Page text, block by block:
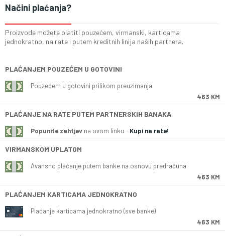
Načini plaćanja?
Proizvode možete platiti pouzećem, virmanski, karticama
jednokratno, na rate i putem kreditnih linija naših partnera.
PLAĆANJEM POUZEĆEM U GOTOVINI
Pouzećem u gotovini prilikom preuzimanja
463 KM
PLAĆANJE NA RATE PUTEM PARTNERSKIH BANAKA
Popunite zahtjev na ovom linku - Kupi na rate!
VIRMANSKOM UPLATOM
Avansno plaćanje putem banke na osnovu predračuna
463 KM
PLAĆANJEM KARTICAMA JEDNOKRATNO
Plaćanje karticama jednokratno (sve banke)
463 KM